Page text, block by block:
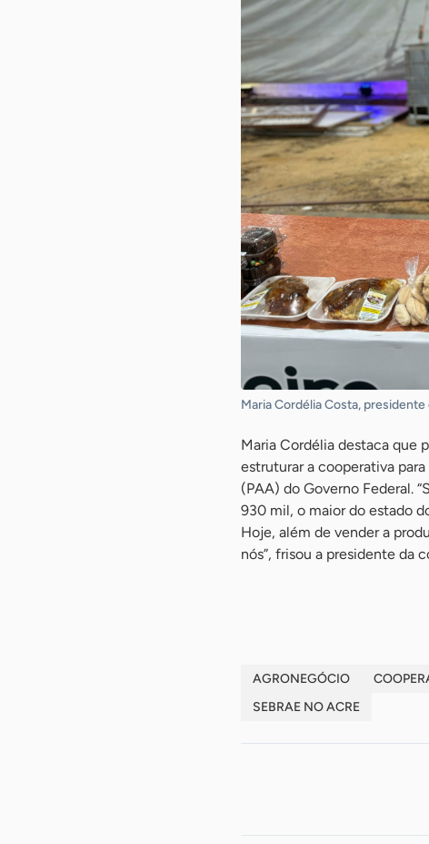
Maria Cordélia Costa,
Maria Cordélia destaca que
estruturar a cooperativa
(PAA) do Governo Federal.
930 mil, o maior do estado
Hoje, além de vender a
nós”, frisou a presidente da
AGRONEGÓCIO
SEBRAE NO ACRE